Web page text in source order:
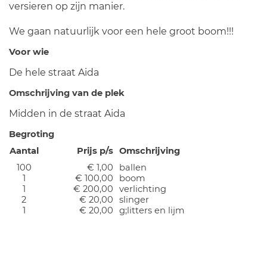
versieren op zijn manier.
We gaan natuurlijk voor een hele groot boom!!!
Voor wie
De hele straat Aida
Omschrijving van de plek
Midden in de straat Aida
Begroting
Aantal
Prijs p/s Omschrijving
100
€ 1,00
ballen
1
€ 100,00
boom
1
€ 200,00
verlichting
2
€ 20,00
slinger
1
€ 20,00 g;litters en lijm